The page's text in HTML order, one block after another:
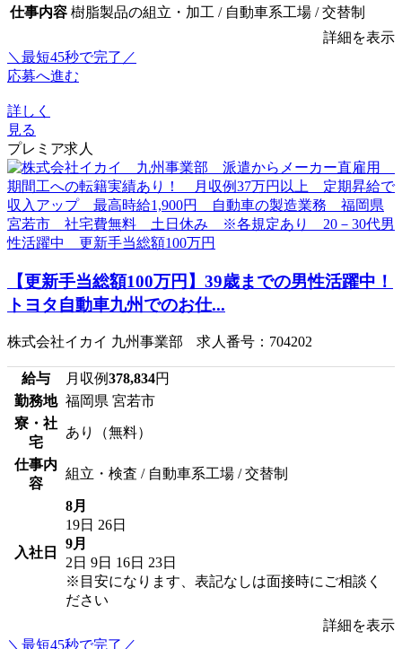
仕事内容 樹脂製品の組立・加工 / 自動車系工場 / 交替制
詳細を表示
＼最短45秒で完了／
応募へ進む
詳しく
見る
プレミア求人
【更新手当総額100万円】39歳までの男性活躍中！
トヨタ自動車九州でのお仕...
株式会社イカイ 九州事業部 求人番号：704202
給与 月収例378,834円
勤務地 福岡県 宮若市
寮・社
宅
あり（無料）
仕事内
容
組立・検査 / 自動車系工場 / 交替制
入社日
8月
19日 26日
9月
2日 9日 16日 23日
※目安になります、表記なしは面接時にご相談く
ださい
詳細を表示
＼最短45秒で完了／